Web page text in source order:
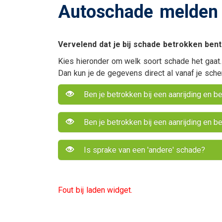
Uitvaartverzekering
Woonhuisverzekering
En verder....
Veilig bestanden
Alarmnummers
Autoschade melden
Vervelend dat je bij schade betrokken
Kies hieronder om welk soort schade het gaat.
Dan kun je de gegevens direct al vanaf je
Ben je betrokken bij een aanrijding en
Ben je betrokken bij een aanrijding en
Is sprake van een 'andere' schade?
Fout bij laden widget.